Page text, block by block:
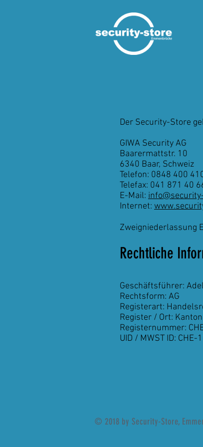
Der Security-Store
GIWA Security AG
Baarermattstr. 10
6340 Baar, Schweiz
Telefon: 0848 400
Telefax: 041 871 40
E-Mail:
Internet:
Zweigniederlassung
Rechtliche
Geschäftsführer:
Rechtsform: AG
Registerart:
Register / Ort:
Registernummer:
UID / MWST ID:
© 2018 by Security-Store,